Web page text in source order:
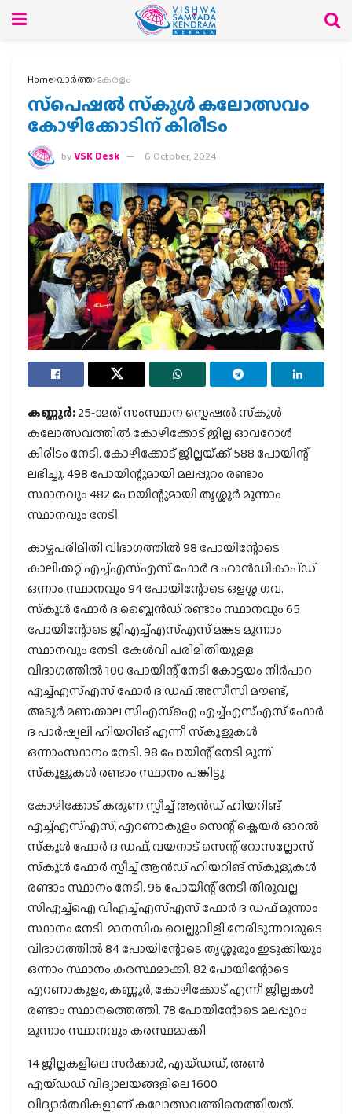
Home വാര്‍ത്ത കേരളം
സ്‌പെഷല്‍ സ്‌കൂള്‍ കലോത്സവം
കോഴിക്കോടിന് കിരീടം
byVSK Desk 6 October, 2024
കണ്ണൂര്‍:25-ാമത് സംസ്ഥാന സ്പെഷല്‍ സ്‌കൂള്‍
കലോത്സവത്തില്‍ കോഴിക്കോട് ജില്ല ഓവറോള്‍
കിരീടം നേടി. കോഴിക്കോട് ജില്ലയ്‌ക്ക് 588 പോയിന്റ്
ലഭിച്ചു. 498 പോയിന്റുമായി മലപ്പുറം രണ്ടാം
സ്ഥാനവും 482 പോയിന്റുമായി തൃശ്ശൂര്‍ മൂന്നാം
സ്ഥാനവും നേടി.
കാഴ്ചപരിമിതി വിഭാഗത്തില്‍ 98 പോയിന്റോടെ
കാലിക്കറ്റ് എച്ച്എസ്എസ് ഫോര്‍ ദ ഹാന്‍ഡികാപ്ഡ്
ഒന്നാം സ്ഥാനവും 94 പോയിന്റോടെ ഒളശ്ശ ഗവ.
സ്‌കൂള്‍ ഫോര്‍ ദ ബ്ലൈന്‍ഡ് രണ്ടാം സ്ഥാനവും 65
പോയിന്റോടെ ജിഎച്ച്എസ്എസ് മങ്കട മൂന്നാം
സ്ഥാനവും നേടി. കേള്‍വി പരിമിതിയുള്ള
വിഭാഗത്തില്‍ 100 പോയിന്റ് നേടി കോട്ടയം നീര്‍പാറ
എച്ച്എസ്എസ് ഫോര്‍ ദ ഡഫ് അസീസി മൗണ്ട്,
അടൂര്‍ മണക്കാല സിഎസ്‌ഐ എച്ച്എസ്എസ് ഫോര്‍
ദ പാര്‍ഷ്യലി ഹിയറിങ് എന്നീ സ്‌കൂളുകള്‍
ഒന്നാംസ്ഥാനം നേടി. 98 പോയിന്റ് നേടി മൂന്ന്
സ്‌കൂളുകള്‍ രണ്ടാം സ്ഥാനം പങ്കിട്ടു.
കോഴിക്കോട് കരുണ സ്പീച്ച് ആന്‍ഡ് ഹിയറിങ്
എച്ച്എസ്എസ്, എറണാകുളം സെന്റ് ക്ലെയര്‍ ഓറല്‍
സ്‌കൂള്‍ ഫോര്‍ ദ ഡഫ്, വയനാട് സെന്റ് റോസല്ലോസ്
സ്‌കൂള്‍ ഫോര്‍ സ്പീച്ച് ആന്‍ഡ് ഹിയറിങ് സ്‌കൂളുകള്‍
രണ്ടാം സ്ഥാനം നേടി. 96 പോയിന്റ് നേടി തിരുവല്ല
സിഎച്ച്‌ഐ വിഎച്ച്എസ്എസ് ഫോര്‍ ദ ഡഫ് മൂന്നാം
സ്ഥാനം നേടി. മാനസിക വെല്ലുവിളി നേരിടുന്നവരുടെ
വിഭാഗത്തില്‍ 84 പോയിന്റോടെ തൃശ്ശൂരും ഇടുക്കിയും
ഒന്നാം സ്ഥാനം കരസ്ഥമാക്കി. 82 പോയിന്റോടെ
എറണാകുളം, കണ്ണൂര്‍, കോഴിക്കോട് എന്നീ ജില്ലകള്‍
രണ്ടാം സ്ഥാനത്തെത്തി. 78 പോയിന്റോടെ മലപ്പുറം
മൂന്നാം സ്ഥാനവും കരസ്ഥമാക്കി.
14 ജില്ലകളിലെ സര്‍ക്കാര്‍, എയ്ഡഡ്, അണ്‍
എയ്ഡഡ് വിദ്യാലയങ്ങളിലെ 1600
വിദ്യാര്‍ത്ഥികളാണ് കലോത്സവത്തിനെത്തിയത്.